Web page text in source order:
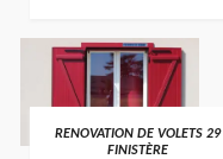
RENOVATION DE VOLETS 29
FINISTÈRE